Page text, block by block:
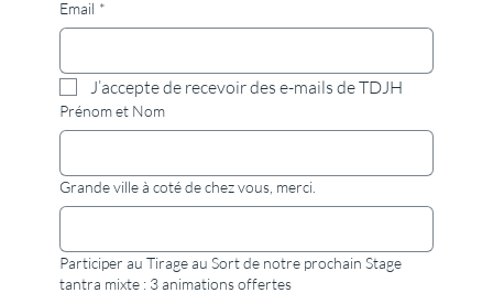
Email *
J’accepte de recevoir des e-mails de TDJH
Prénom et Nom
Grande ville à coté de chez vous, merci.
Participer au Tirage au Sort de notre prochain Stage
tantra mixte : 3 animations offertes